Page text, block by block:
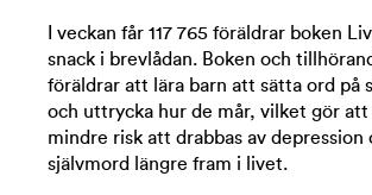
I veckan får 117 765 föräldrar boken
snack i brevlådan. Boken och
föräldrar att lära barn att sätta ord på
och uttrycka hur de mår, vilket gör
mindre risk att drabbas av depression
självmord längre fram i livet.